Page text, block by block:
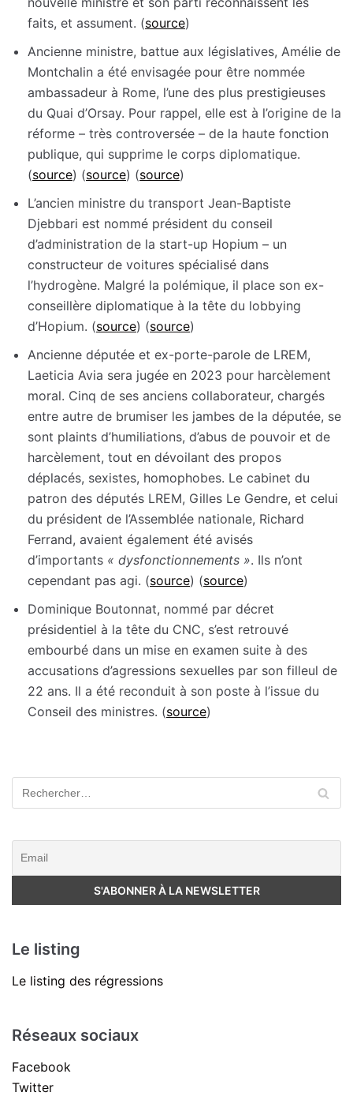
faits, et assument. (source)
Ancienne ministre, battue aux législatives, Amélie de
Montchalin a été envisagée pour être nommée
ambassadeur à Rome, l’une des plus prestigieuses
du Quai d’Orsay. Pour rappel, elle est à l’origine de la
réforme – très controversée – de la haute fonction
publique, qui supprime le corps diplomatique.
(source) (source) (source)​​​​
L’ancien ministre du transport Jean-Baptiste
Djebbari est nommé président du conseil
d’administration de la start-up Hopium – un
constructeur de voitures spécialisé dans
l’hydrogène. Malgré la polémique, il place son ex-
conseillère diplomatique à la tête du lobbying
d’Hopium. (source) (source)
Ancienne députée et ex-porte-parole de LREM,
Laeticia Avia sera jugée en 2023 pour harcèlement
moral. Cinq de ses anciens collaborateur, chargés
entre autre de brumiser les jambes de la députée, se
sont plaints d’humiliations, d’abus de pouvoir et de
harcèlement, tout en dévoilant des propos
déplacés, sexistes, homophobes. Le cabinet du
patron des députés LREM, Gilles Le Gendre, et celui
du président de l’Assemblée nationale, Richard
Ferrand, avaient également été avisés
d’importants « dysfonctionnements ». Ils n’ont
cependant pas agi. (source) (source)
Dominique Boutonnat, nommé par décret
présidentiel à la tête du CNC, s’est retrouvé
embourbé dans un mise en examen suite à des
accusations d’agressions sexuelles par son filleul de
22 ans. Il a été reconduit à son poste à l’issue du
Conseil des ministres. (source)
Le listing
Le listing des régressions
Réseaux sociaux
Facebook
Twitter